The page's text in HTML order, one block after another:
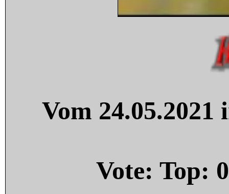
Vom
Vote: Top: 0